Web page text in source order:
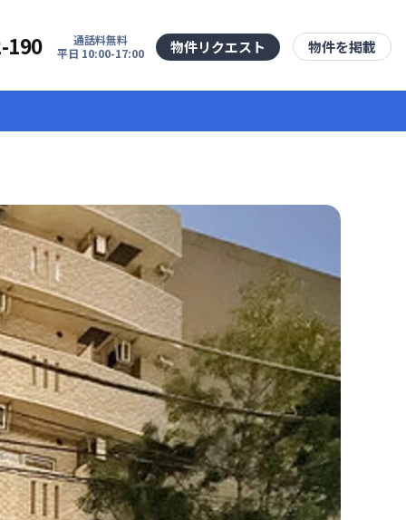
190
通話料無料
平日 10:00-17:00
物件リクエスト 物件を掲載